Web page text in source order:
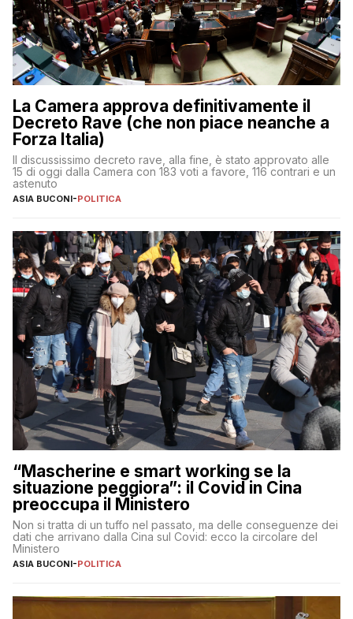
La Camera approva definitivamente il
Decreto Rave (che non piace neanche a
Forza Italia)
Il discussissimo decreto rave, alla fine, è stato approvato alle
15 di oggi dalla Camera con 183 voti a favore, 116 contrari e un
astenuto
ASIA BUCONI-POLITICA
“Mascherine e smart working se la
situazione peggiora”: il Covid in Cina
preoccupa il Ministero
Non si tratta di un tuffo nel passato, ma delle conseguenze dei
dati che arrivano dalla Cina sul Covid: ecco la circolare del
Ministero
ASIA BUCONI-POLITICA